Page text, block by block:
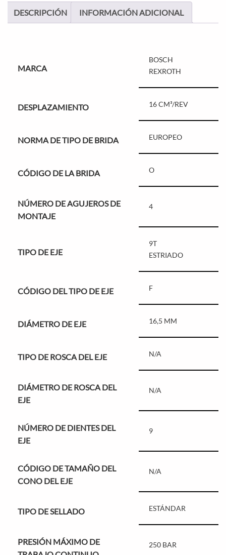
DESCRIPCIÓN INFORMACIÓN ADICIONAL
MARCA
BOSCH
REXROTH
DESPLAZAMIENTO 16 CM³/REV
NORMA DE TIPO DE BRIDA EUROPEO
CÓDIGO DE LA BRIDA O
NÚMERO DE AGUJEROS DE
MONTAJE
4
TIPO DE EJE
9T
ESTRIADO
CÓDIGO DEL TIPO DE EJE F
DIÁMETRO DE EJE 16,5 MM
TIPO DE ROSCA DEL EJE N/A
DIÁMETRO DE ROSCA DEL
EJE
N/A
NÚMERO DE DIENTES DEL
EJE
9
CÓDIGO DE TAMAÑO DEL
CONO DEL EJE
N/A
TIPO DE SELLADO ESTÁNDAR
PRESIÓN MÁXIMO DE
250 BAR